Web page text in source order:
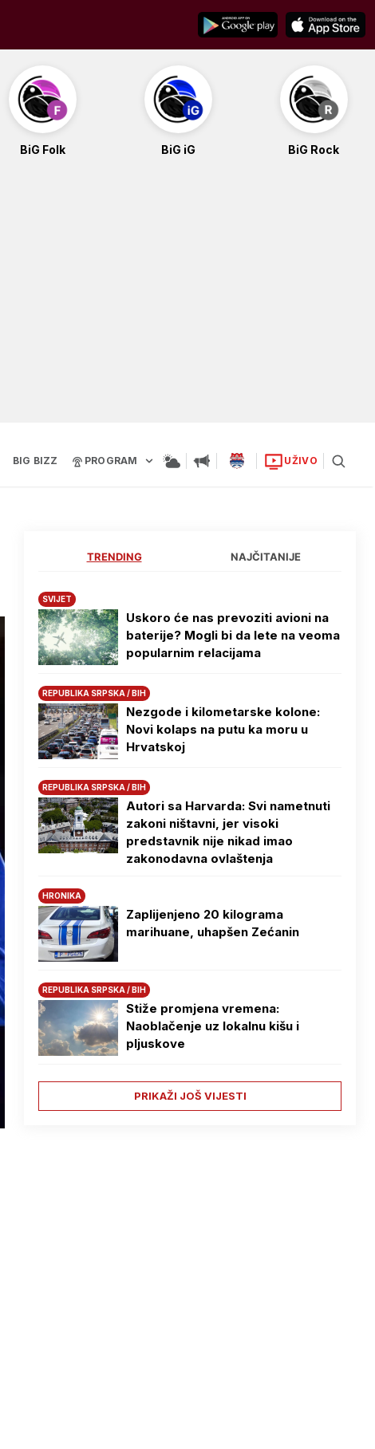
BiG Folk BiG iG BiG Rock
BIG BIZZ PROGRAM UŽIVO
TRENDING NAJČITANIJE
SVIJET
Uskoro će nas prevoziti avioni na
baterije? Mogli bi da lete na veoma
popularnim relacijama
REPUBLIKA SRPSKA / BIH
Nezgode i kilometarske kolone:
Novi kolaps na putu ka moru u
Hrvatskoj
REPUBLIKA SRPSKA / BIH
Autori sa Harvarda: Svi nametnuti
zakoni ništavni, jer visoki
predstavnik nije nikad imao
zakonodavna ovlaštenja
HRONIKA
Zaplijenjeno 20 kilograma
marihuane, uhapšen Zećanin
REPUBLIKA SRPSKA / BIH
Stiže promjena vremena:
Naoblačenje uz lokalnu kišu i
pljuskove
PRIKAŽI JOŠ VIJESTI